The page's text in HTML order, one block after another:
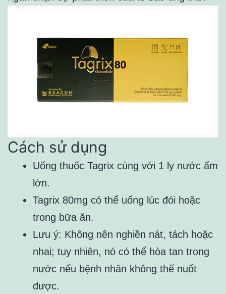
Cách sử dụng
Uống thuốc Tagrix cùng với 1 ly nước ấm
lớn.
Tagrix 80mg có thể uống lúc đói hoặc
trong bữa ăn.
Lưu ý: Không nên nghiền nát, tách hoặc
nhai; tuy nhiên, nó có thể hòa tan trong
nước nếu bệnh nhân không thể nuốt
được.